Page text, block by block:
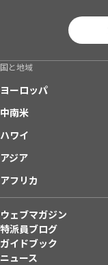
国と地域
ヨーロッパ
中南米
ハワイ
アジア
アフリカ
ウェブマガジン
特派員ブログ
ガイドブック
ニュース